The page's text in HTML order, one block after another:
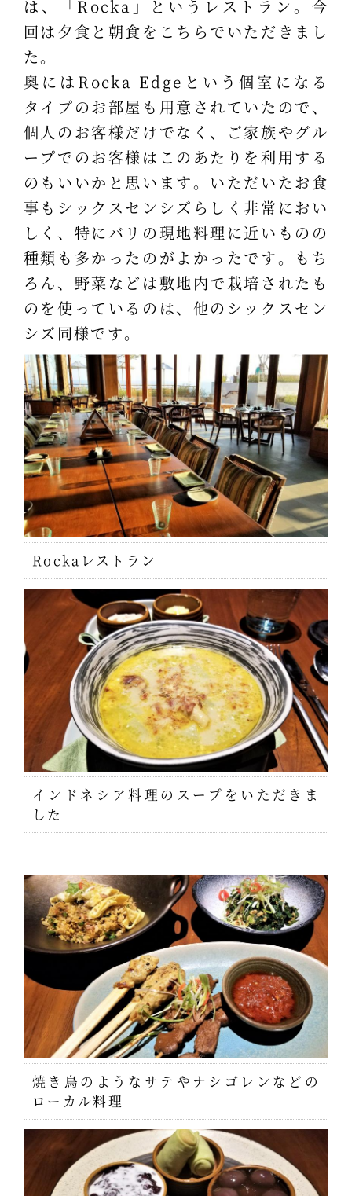
は、「Rocka」というレストラン。今
回は夕食と朝食をこちらでいただきまし
た。
奥にはRocka Edgeという個室になる
タイプのお部屋も用意されていたので、
個人のお客様だけでなく、ご家族やグル
ープでのお客様はこのあたりを利用する
のもいいかと思います。いただいたお食
事もシックスセンシズらしく非常におい
しく、特にバリの現地料理に近いものの
種類も多かったのがよかったです。もち
ろん、野菜などは敷地内で栽培されたも
のを使っているのは、他のシックスセン
シズ同様です。
Rockaレストラン
インドネシア料理のスープをいただきま
した
焼き鳥のようなサテやナシゴレンなどの
ローカル料理